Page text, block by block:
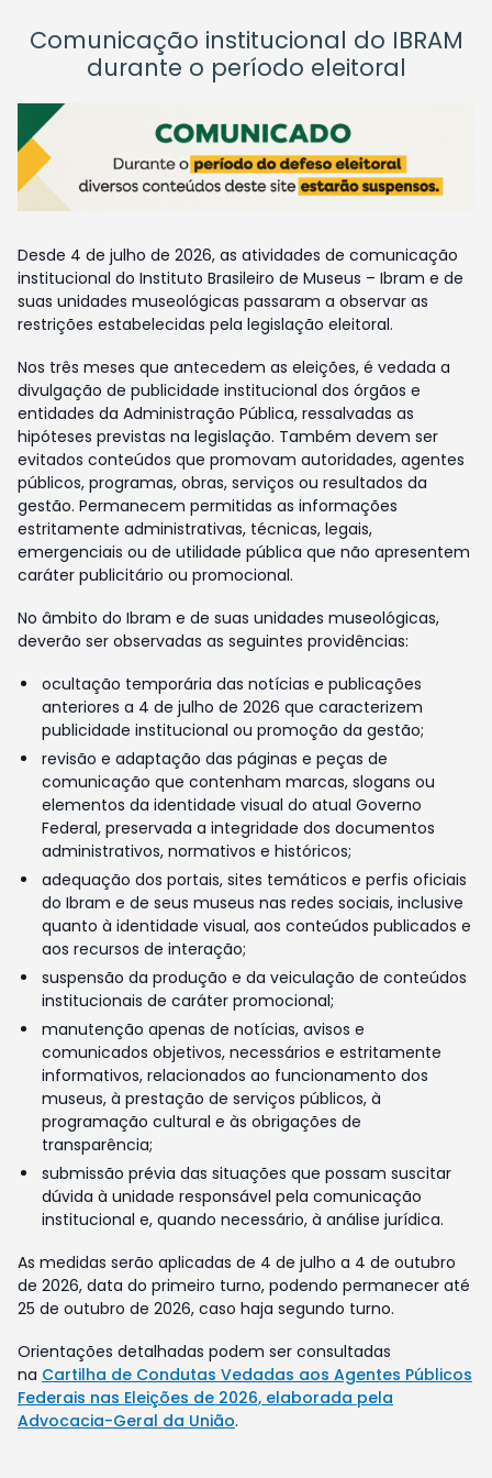
Comunicação institucional do IBRAM
durante o período eleitoral
Desde 4 de julho de 2026, as atividades de comunicação
institucional do Instituto Brasileiro de Museus – Ibram e de
suas unidades museológicas passaram a observar as
restrições estabelecidas pela legislação eleitoral.
Nos três meses que antecedem as eleições, é vedada a
divulgação de publicidade institucional dos órgãos e
entidades da Administração Pública, ressalvadas as
hipóteses previstas na legislação. Também devem ser
evitados conteúdos que promovam autoridades, agentes
públicos, programas, obras, serviços ou resultados da
gestão. Permanecem permitidas as informações
estritamente administrativas, técnicas, legais,
emergenciais ou de utilidade pública que não apresentem
caráter publicitário ou promocional.
No âmbito do Ibram e de suas unidades museológicas,
deverão ser observadas as seguintes providências:
ocultação temporária das notícias e publicações
anteriores a 4 de julho de 2026 que caracterizem
publicidade institucional ou promoção da gestão;
revisão e adaptação das páginas e peças de
comunicação que contenham marcas, slogans ou
elementos da identidade visual do atual Governo
Federal, preservada a integridade dos documentos
administrativos, normativos e históricos;
adequação dos portais, sites temáticos e perfis oficiais
do Ibram e de seus museus nas redes sociais, inclusive
quanto à identidade visual, aos conteúdos publicados e
aos recursos de interação;
suspensão da produção e da veiculação de conteúdos
institucionais de caráter promocional;
manutenção apenas de notícias, avisos e
comunicados objetivos, necessários e estritamente
informativos, relacionados ao funcionamento dos
museus, à prestação de serviços públicos, à
programação cultural e às obrigações de
transparência;
submissão prévia das situações que possam suscitar
dúvida à unidade responsável pela comunicação
institucional e, quando necessário, à análise jurídica.
As medidas serão aplicadas de 4 de julho a 4 de outubro
de 2026, data do primeiro turno, podendo permanecer até
25 de outubro de 2026, caso haja segundo turno.
Orientações detalhadas podem ser consultadas
na Cartilha de Condutas Vedadas aos Agentes Públicos
Federais nas Eleições de 2026, elaborada pela
Advocacia-Geral da União.